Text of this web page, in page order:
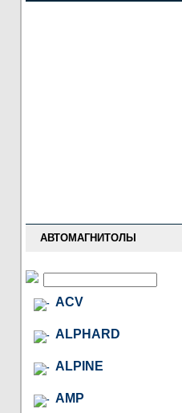
АВТОМАГНИТОЛЫ
ACV
ALPHARD
ALPINE
AMP